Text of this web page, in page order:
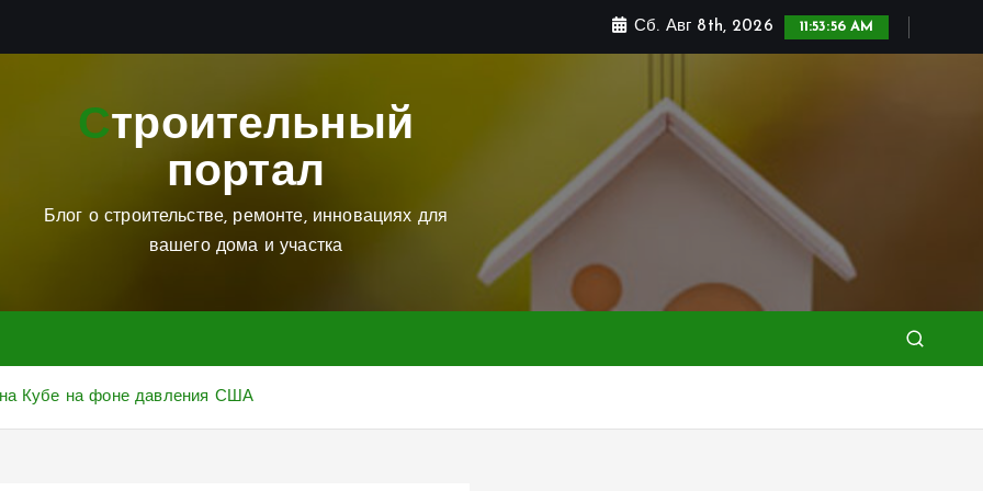
Сб. Авг 8th, 2026 11:53:58 AM
Строительный
портал
Блог о строительстве, ремонте, инновациях для
вашего дома и участка
на Кубе на фоне давления США